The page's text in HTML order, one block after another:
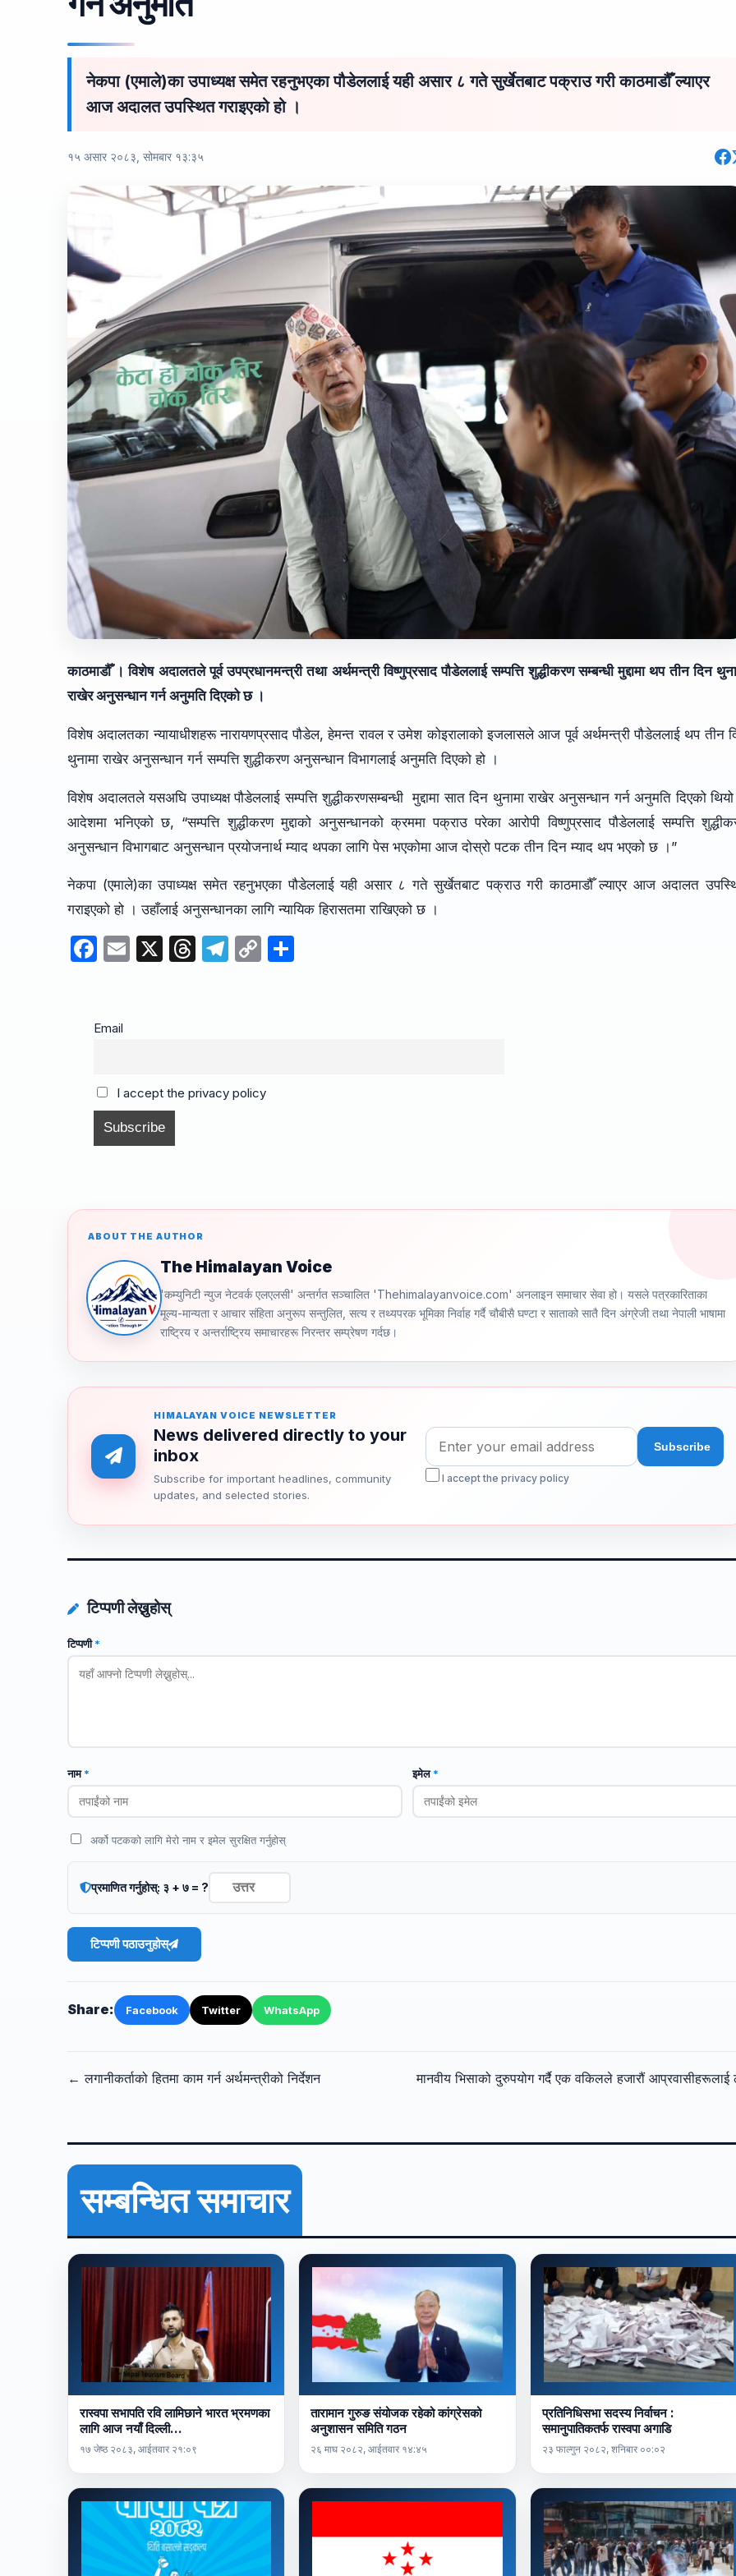
नेकपा (एमाले)का उपाध्यक्ष समेत रहनुभएका पौडेललाई यही असार ८ गते सुर्खेतबाट पक्राउ गरी काठमाडौँ ल्याएर
आज अदालत उपस्थित गराइएको हो ।
१५ असार २०८३, सोमबार १३:३५
काठमाडौँ । विशेष अदालतले पूर्व उपप्रधानमन्त्री तथा अर्थमन्त्री विष्णुप्रसाद पौडेललाई सम्पत्ति शुद्धीकरण सम्बन्धी मुद्दामा थप तीन दिन
राखेर अनुसन्धान गर्न अनुमति दिएको छ ।
विशेष अदालतका न्यायाधीशहरू नारायणप्रसाद पौडेल, हेमन्त रावल र उमेश कोइरालाको इजलासले आज पूर्व अर्थमन्त्री पौडेललाई थप तीन
थुनामा राखेर अनुसन्धान गर्न सम्पत्ति शुद्धीकरण अनुसन्धान विभागलाई अनुमति दिएको हो ।
विशेष अदालतले यसअघि उपाध्यक्ष पौडेललाई सम्पत्ति शुद्धीकरणसम्बन्धी मुद्दामा सात दिन थुनामा राखेर अनुसन्धान गर्न अनुमति दिएको
आदेशमा भनिएको छ, “सम्पत्ति शुद्धीकरण मुद्दाको अनुसन्धानको क्रममा पक्राउ परेका आरोपी विष्णुप्रसाद पौडेललाई सम्पत्ति
अनुसन्धान विभागबाट अनुसन्धान प्रयोजनार्थ म्याद थपका लागि पेस भएकोमा आज दोस्रो पटक तीन दिन म्याद थप भएको छ ।”
नेकपा (एमाले)का उपाध्यक्ष समेत रहनुभएका पौडेललाई यही असार ८ गते सुर्खेतबाट पक्राउ गरी काठमाडौँ ल्याएर आज अदालत
गराइएको हो । उहाँलाई अनुसन्धानका लागि न्यायिक हिरासतमा राखिएको छ ।
F
e
o
o
k
E
X
T
s
T
m
C
k
Email
I accept the privacy policy
ABOUT THE AUTHOR
The Himalayan Voice
'कम्युनिटी न्युज नेटवर्क एलएलसी' अन्तर्गत सञ्चालित 'Thehimalayanvoice.com' अनलाइन समाचार सेवा हो। यसले पत्रकारिताका
मूल्य-मान्यता र आचार संहिता अनुरूप सन्तुलित, सत्य र तथ्यपरक भूमिका निर्वाह गर्दै चौबीसै घण्टा र साताको सातै दिन अंग्रेजी तथा नेपाली भाषामा
राष्ट्रिय र अन्तर्राष्ट्रिय समाचारहरू निरन्तर सम्प्रेषण गर्दछ।
HIMALAYAN VOICE NEWSLETTER
News delivered directly to your
inbox
Subscribe for important headlines, community
updates, and selected stories.
I accept the privacy policy
टिप्पणी लेख्नुहोस्
टिप्पणी*
नाम* इमेल*
अर्को पटकको लागि मेरो नाम र इमेल सुरक्षित गर्नुहोस्
प्रमाणित गर्नुहोस्: ३ + ७ = ?
टिप्पणी पठाउनुहोस्
Share: Facebook Twitter WhatsApp
← लगानीकर्ताको हितमा काम गर्न अर्थमन्त्रीको निर्देशन
मानवीय भिसाको दुरुपयोग गर्दै एक वकिलले हजारौं आप्रवासीहरूलाई
सम्बन्धित समाचार
रास्वपा सभापति रवि लामिछाने भारत भ्रमणका
लागि आज नयाँ दिल्ली…
१७ जेष्ठ २०८३, आईतवार २१:०९
तारामान गुरुङ संयोजक रहेको कांग्रेसको
अनुशासन समिति गठन
२६ माघ २०८२, आईतवार १४:४५
प्रतिनिधिसभा सदस्य निर्वाचन :
समानुपातिकतर्फ रास्वपा अगाडि
२३ फाल्गुन २०८२, शनिबार ००:०२